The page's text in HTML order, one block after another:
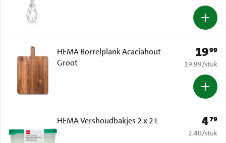
HEMA Borrelplank Acaciahout
Groot
Prijs: €
1999
€ 19,99 per
19,99/stuk
HEMA Vershoudbakjes 2 x 2 L Prijs:
479
€ 2,40 per
2,40/stuk